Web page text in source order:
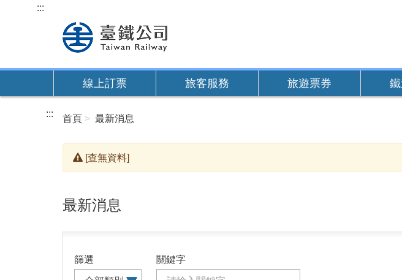
內
:::
線上訂票 旅客服務 旅遊票券
::: 首頁 最新消息
[查無資料]
最新消息
篩選
關鍵字